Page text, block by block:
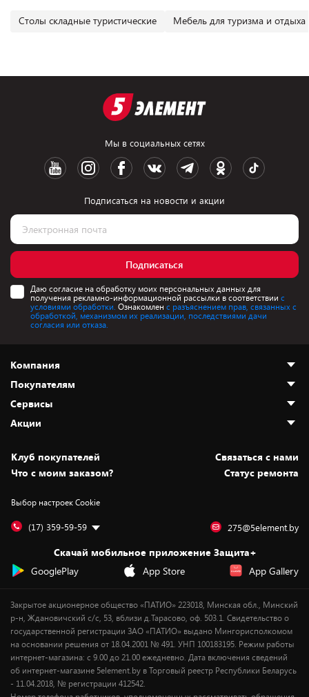
Столы складные туристические Мебель для туризма и отдыха
Мы в социальных сетях
Подписаться на новости и акции
Подписаться
Даю согласие на обработку моих персональных данных для
получения рекламно-информационной рассылки в соответствии с
условиями обработки. Ознакомлен с разъяснением прав, связанных с
обработкой, механизмом их реализации, последствиями дачи
согласия или отказа.
Компания
О нас
Адреса магазинов
Новости
Статьи и обзоры
Вакансии
Дай пять добру!
Покупателям
Как сделать заказ
Оплата и доставка
Безналичный расчёт
Обмен и возврат товара
Обработка персональных данных
Подарочные карты
Сервисы
Установка техники
Для игровых консолей
Для мобильных устройств
Для компьютеров
Сервисные центры
Акции
Скидки и промокоды
Белорусские товары
Бонусы
Оплата частями
Новинки
Клуб покупателей
Cвязаться с нами
Что с моим заказом?
Статус ремонта
Выбор настроек Cookie
(17) 359-59-59 275@5element.by
Скачай мобильное приложение Защита+
GooglePlay
App Store App Gallery
Закрытое акционерное общество «ПАТИО» 223018, Минская обл., Минский
р-н, Ждановичский с/с, 53, вблизи д.Тарасово, оф. 503.1. Свидетельство о
государственной регистрации ЗАО «ПАТИО» выдано Мингорисполкомом
на основании решения от 18.04.2001 № 491. УНП 100183195. Режим работы
интернет-магазина: с 9.00 до 21.00 ежедневно. Дата включения сведений
об интернет-магазине 5element.by в Торговый реестр Республики Беларусь
- 11.04.2018, № регистрации 412542.